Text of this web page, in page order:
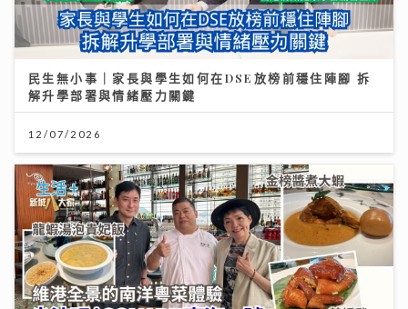
民生無小事｜家長與學生如何在DSE放榜前穩住陣腳 拆
解升學部署與情緒壓力關鍵
12/07/2026